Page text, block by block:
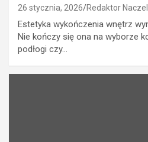
26 stycznia, 2026 Redaktor
Estetyka wykończenia wnętrz
Nie kończy się ona na wyborze
podłogi czy…